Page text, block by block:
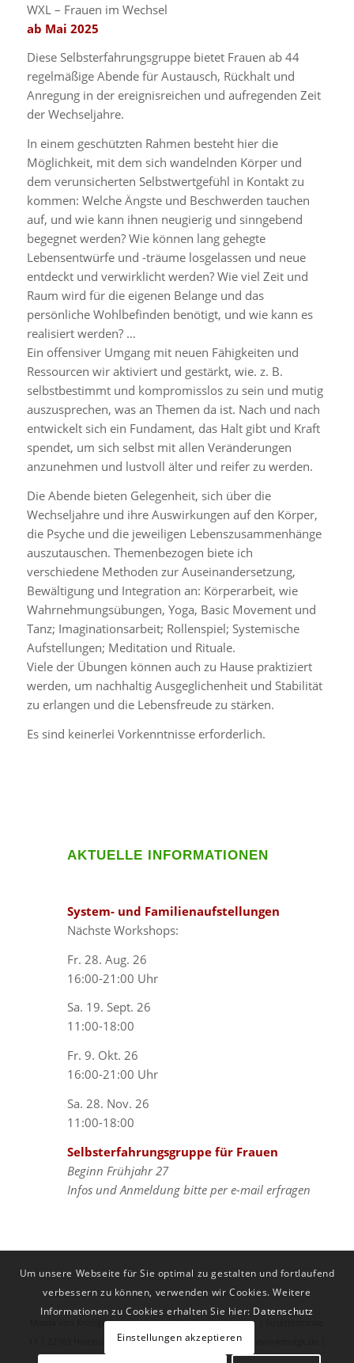
WXL – Frauen im Wechsel
ab Mai 2025
Diese Selbsterfahrungsgruppe bietet Frauen ab 44
regelmäßige Abende für Austausch, Rückhalt und
Anregung in der ereignisreichen und aufregenden Zeit
der Wechseljahre.
In einem geschützten Rahmen besteht hier die
Möglichkeit, mit dem sich wandelnden Körper und
dem verunsicherten Selbstwertgefühl in Kontakt zu
kommen: Welche Ängste und Beschwerden tauchen
auf, und wie kann ihnen neugierig und sinngebend
begegnet werden? Wie können lang gehegte
Lebensentwürfe und -träume losgelassen und neue
entdeckt und verwirklicht werden? Wie viel Zeit und
Raum wird für die eigenen Belange und das
persönliche Wohlbefinden benötigt, und wie kann es
realisiert werden? …
Ein offensiver Umgang mit neuen Fähigkeiten und
Ressourcen wir aktiviert und gestärkt, wie. z. B.
selbstbestimmt und kompromisslos zu sein und mutig
auszusprechen, was an Themen da ist. Nach und nach
entwickelt sich ein Fundament, das Halt gibt und Kraft
spendet, um sich selbst mit allen Veränderungen
anzunehmen und lustvoll älter und reifer zu werden.
Die Abende bieten Gelegenheit, sich über die
Wechseljahre und ihre Auswirkungen auf den Körper,
die Psyche und die jeweiligen Lebenszusammenhänge
auszutauschen. Themenbezogen biete ich
verschiedene Methoden zur Auseinandersetzung,
Bewältigung und Integration an: Körperarbeit, wie
Wahrnehmungsübungen, Yoga, Basic Movement und
Tanz; Imaginationsarbeit; Rollenspiel; Systemische
Aufstellungen; Meditation und Rituale.
Viele der Übungen können auch zu Hause praktiziert
werden, um nachhaltig Ausgeglichenheit und Stabilität
zu erlangen und die Lebensfreude zu stärken.
Es sind keinerlei Vorkenntnisse erforderlich.
AKTUELLE INFORMATIONEN
System- und Familienaufstellungen
Nächste Workshops:
Fr. 28. Aug. 26
16:00-21:00 Uhr
Sa. 19. Sept. 26
11:00-18:00
Fr. 9. Okt. 26
16:00-21:00 Uhr
Sa. 28. Nov. 26
11:00-18:00
Selbsterfahrungsgruppe für Frauen
Beginn Frühjahr 27
Infos und Anmeldung bitte per e-mail erfragen
Marita von Krosigk | Heilpraktikerin für Psychotherapie | Susettestrasse
11 | 22763 Hamburg | Tel.: 040 - 439 29 22 | mail@maritavonkrosigk.de |
Um unsere Webseite für Sie optimal zu gestalten und fortlaufend
verbessern zu können, verwenden wir Cookies. Weitere
Informationen zu Cookies erhalten Sie hier: Datenschutz
Einstellungen akzeptieren